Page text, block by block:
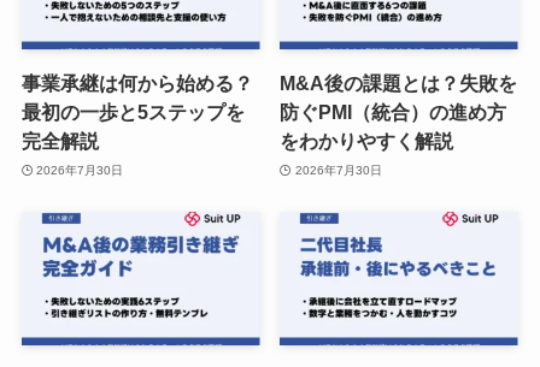
事業承継は何から始める？
最初の一歩と5ステップを
完全解説
2026年7月30日
M&A後の課題とは？失敗を
防ぐPMI（統合）の進め方
をわかりやすく解説
2026年7月30日